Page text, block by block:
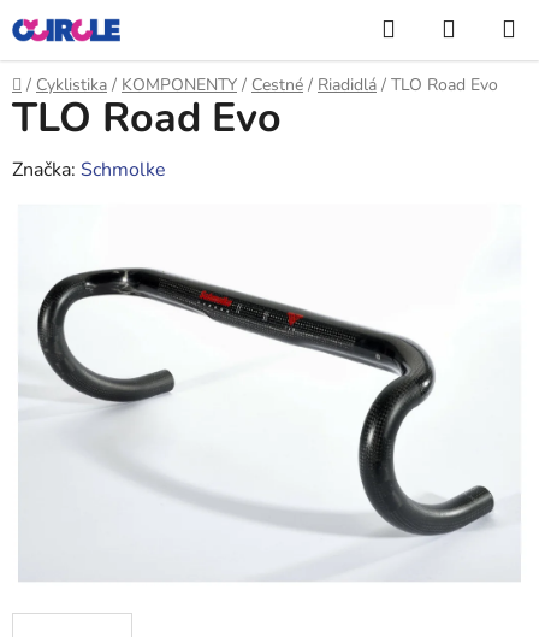
Prejsť
na
obsah
Hľadať
KOŠÍK
Domov
/ Cyklistika / KOMPONENTY / Cestné / Riadidlá / TLO Road Evo
TLO Road Evo
Značka: Schmolke